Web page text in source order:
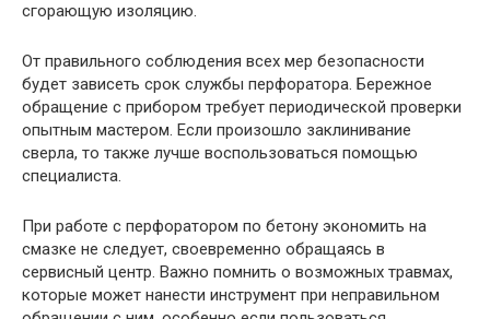
сгорающую изоляцию.
От правильного соблюдения всех мер безопасности
будет зависеть срок службы перфоратора. Бережное
обращение с прибором требует периодической проверки
опытным мастером. Если произошло заклинивание
сверла, то также лучше воспользоваться помощью
специалиста.
При работе с перфоратором по бетону экономить на
смазке не следует, своевременно обращаясь в
сервисный центр. Важно помнить о возможных травмах,
которые может нанести инструмент при неправильном